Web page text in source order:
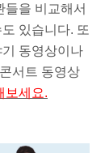
들을 비교해서
있습니다. 또
동영상이나
서트 동영상
보세요.